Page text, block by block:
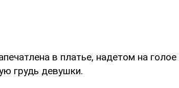
в платье, надетом на
грудь девушки.